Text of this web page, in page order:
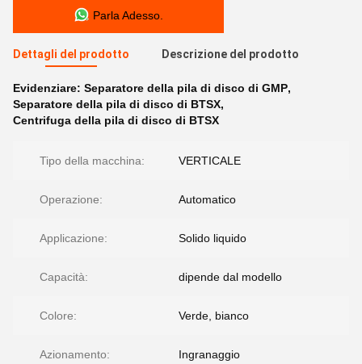
Parla Adesso.
Dettagli del prodotto Descrizione del prodotto
Evidenziare: Separatore della pila di disco di GMP,
Separatore della pila di disco di BTSX,
Centrifuga della pila di disco di BTSX
Tipo della macchina: VERTICALE
Operazione: Automatico
Applicazione: Solido liquido
Capacità: dipende dal modello
Colore: Verde, bianco
Azionamento: Ingranaggio